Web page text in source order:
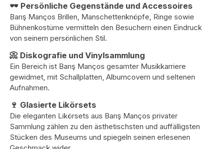
🕶️ Persönliche Gegenstände und Accessoires
Barış Manços Brillen, Manschettenknöpfe, Ringe sowie
Bühnenkostüme vermitteln den Besuchern einen Eindruck
von seinem persönlichen Stil.
📀 Diskografie und Vinylsammlung
Ein Bereich ist Barış Manços gesamter Musikkarriere
gewidmet, mit Schallplatten, Albumcovern und seltenen
Aufnahmen.
🍷 Glasierte Likörsets
Die eleganten Likörsets aus Barış Manços privater
Sammlung zählen zu den ästhetischsten und auffälligsten
Stücken des Museums und spiegeln seinen erlesenen